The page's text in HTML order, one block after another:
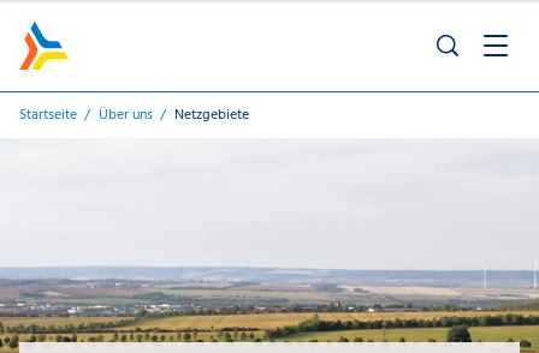
Startseite Über uns Netzgebiete